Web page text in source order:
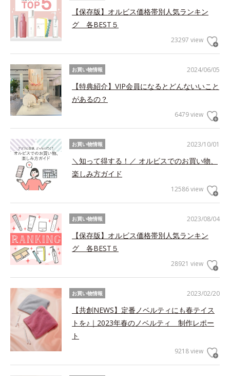
【保存版】オルビス価格帯別人気ランキン
グ 各BEST５
23297 view
2024/06/05
お買い物情報
【特典紹介】VIP会員になるとどんないいこと
があるの？
6479 view
2023/10/01
お買い物情報
＼知って得する！／ オルビスでのお買い物、
楽しみ方ガイド
12586 view
2023/08/04
お買い物情報
【保存版】オルビス価格帯別人気ランキン
グ 各BEST５
28921 view
2023/02/20
お買い物情報
【共創NEWS】定番ノベルティにも春テイス
トを♪｜2023年春のノベルティ 制作レポー
ト
9218 view